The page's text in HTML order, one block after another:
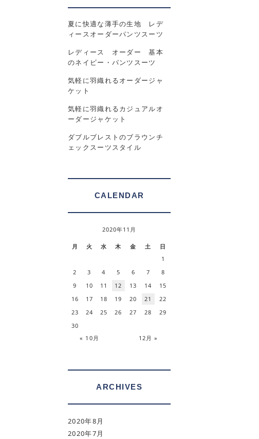
夏に快適な薄手の生地 レデ
ィースオーダーパンツスーツ
レディース オーダー 基本
のネイビー・パンツスーツ
気軽に羽織れるオーダージャ
ケット
気軽に羽織れるカジュアルオ
ーダージャケット
ダブルブレストのブラウンチ
ェックスーツスタイル
CALENDAR
2020年11月
月 火 水 木 金 土 日
« 10月 12月 »
1
2
3 4 5 6 7
8
9
10 11 12 13 14
15
16
17 18 19 20 21
22
23
24 25 26 27 28
29
30
ARCHIVES
2020年8月
2020年7月